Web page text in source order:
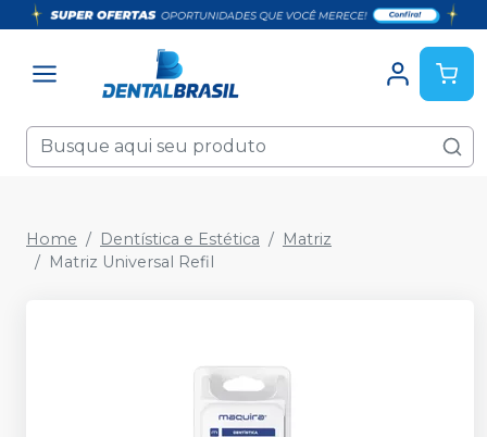
Home Dentística e Estética
Matriz
Matriz Universal Refil